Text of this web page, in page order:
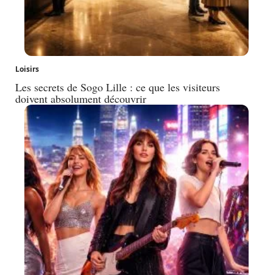
Loisirs
Les secrets de Sogo Lille : ce que les visiteurs
doivent absolument découvrir